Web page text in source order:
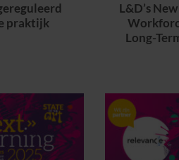
praktijk
L&D’s
Long-